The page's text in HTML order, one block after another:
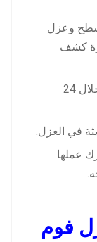
وعزل
كشف
تعمل الشكل من أجل راحة المواطن خلال 24
في العزل.
عملها
فوم